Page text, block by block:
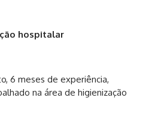
hospitalar
6 meses de experiência,
na área de higienização